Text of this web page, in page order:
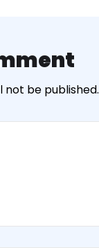
not be published.